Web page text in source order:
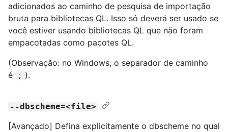
adicionados ao caminho de pesquisa de importação
bruta para bibliotecas QL. Isso só deverá ser usado se
você estiver usando bibliotecas QL que não foram
empacotadas como pacotes QL.
(Observação: no Windows, o separador de caminho
é
; ).
--dbscheme=<file>
[Avançado] Defina explicitamente o dbscheme no qual